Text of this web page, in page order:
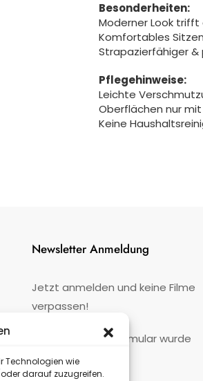
Technologien wie
darauf zuzugreifen.
Besonderheiten:
Moderner Look
Komfortables
Strapazierfähiger
Pflegehinweise:
Leichte
Oberflächen nur
Keine
Newsletter Anmeldung
Jetzt anmelden und keine Filme
verpassen!
Kontaktformular wurde
nicht gefunden.